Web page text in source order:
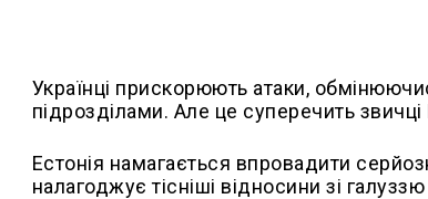
Українці прискорюють атаки,
підрозділами. Але це суперечить
Естонія намагається впровадити
налагоджує тісніші відносини зі галуззю